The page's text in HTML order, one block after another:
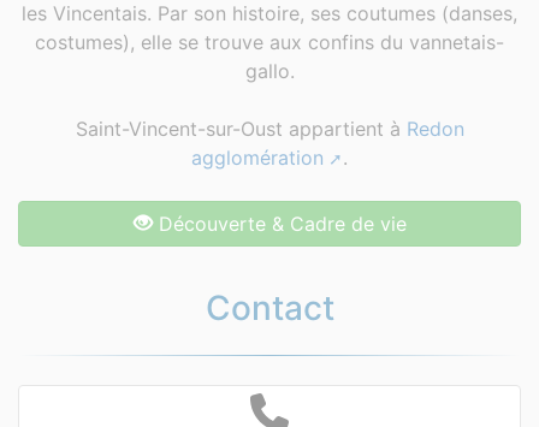
les Vincentais. Par son histoire, ses coutumes (danses,
costumes), elle se trouve aux confins du vannetais-
gallo.
Saint-Vincent-sur-Oust appartient à Redon
agglomération
.
Découverte & Cadre de vie
Contact